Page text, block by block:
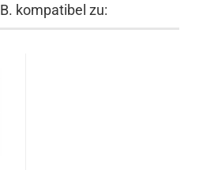
kompatibel zu: